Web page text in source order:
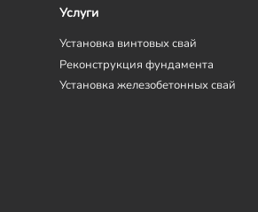
Услуги
Установка винтовых свай
Реконструкция фундамента
Установка железобетонных свай